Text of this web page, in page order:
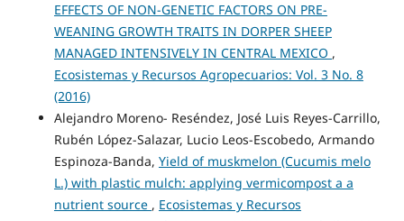
EFFECTS OF NON-GENETIC FACTORS ON PRE-
WEANING GROWTH TRAITS IN DORPER SHEEP
MANAGED INTENSIVELY IN CENTRAL MEXICO ,
Ecosistemas y Recursos Agropecuarios: Vol. 3 No. 8
(2016)
Alejandro Moreno- Reséndez, José Luis Reyes-Carrillo,
Rubén López-Salazar, Lucio Leos-Escobedo, Armando
Espinoza-Banda, Yield of muskmelon (Cucumis melo
L.) with plastic mulch: applying vermicompost a a
nutrient source , Ecosistemas y Recursos